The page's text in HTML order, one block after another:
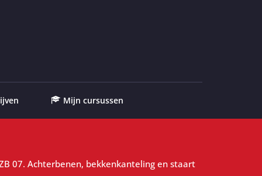
Mijn cursussen
07. Achterbenen, bekkenkanteling en staart